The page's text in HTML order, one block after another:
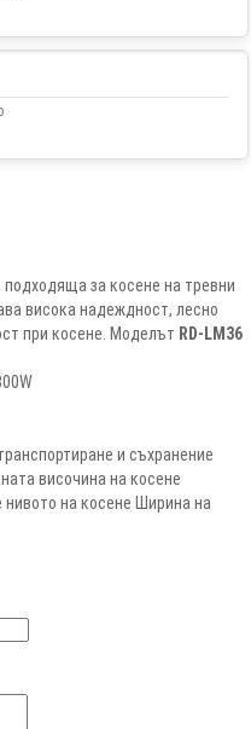
подходящa за косене на тревни
висока надеждност, лесно
при косене. Моделът RD-LM36
и съхранение
височина на косене
на косене Ширина на